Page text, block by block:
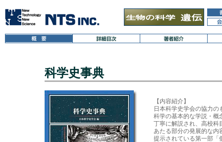
科学史事典
【内容紹介】
日本科学史学会の協力
科学の基本的な学説・概
丁寧に解説され、高校科
あたる部分の発展的な内
提示されている第一部「